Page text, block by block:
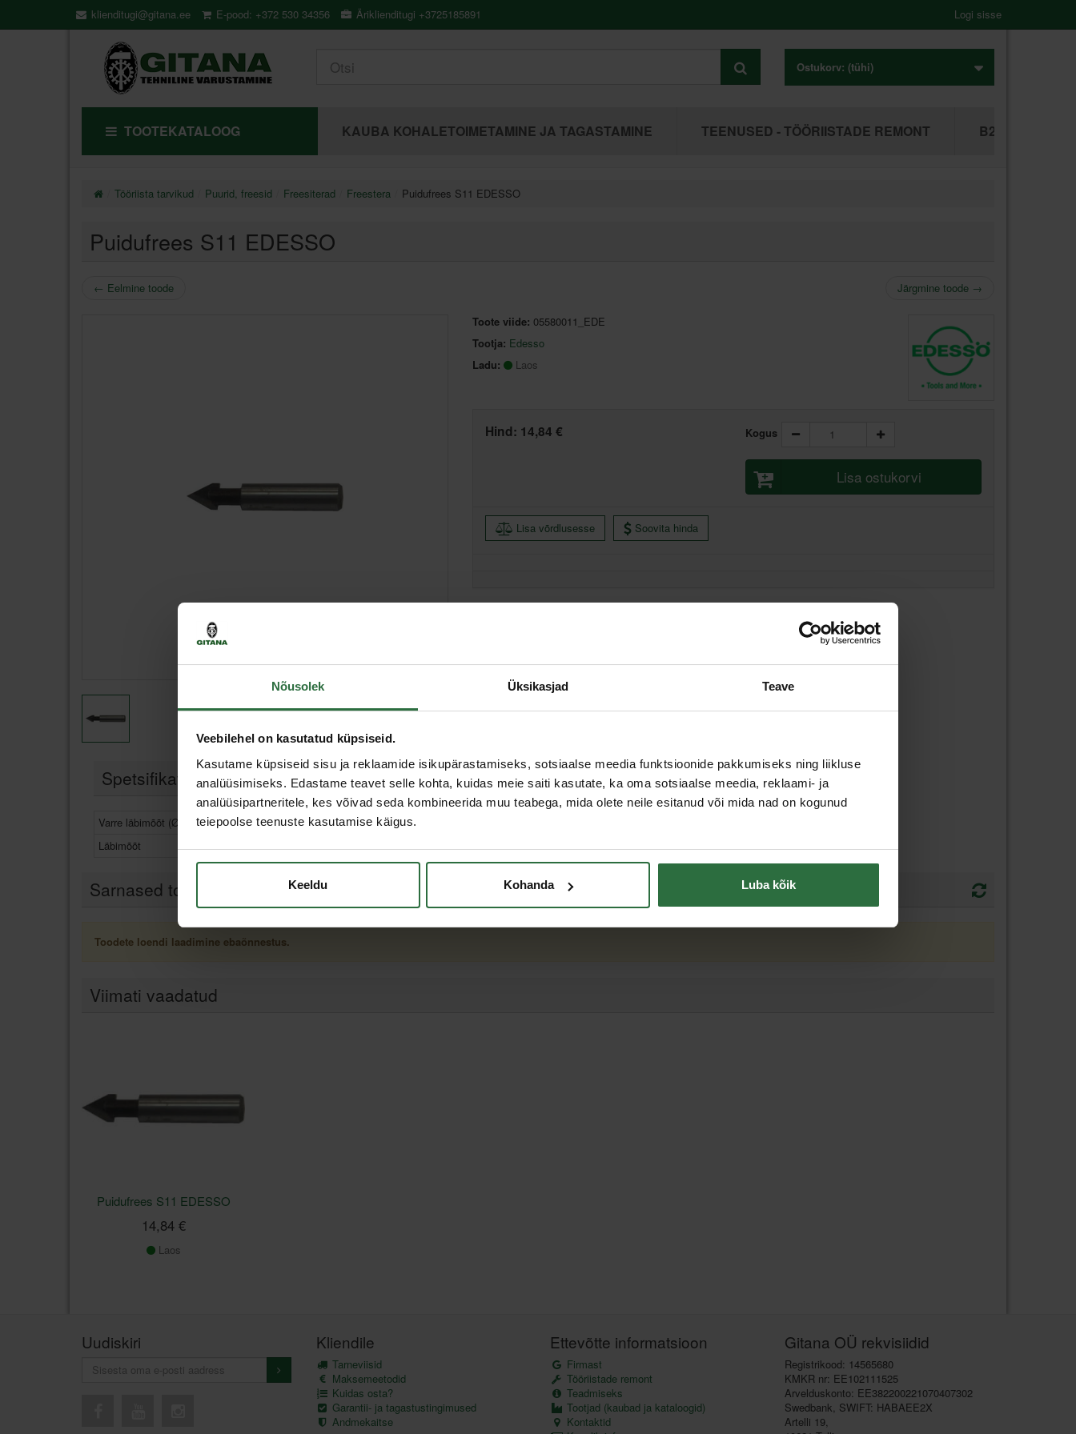
Nõusolek Üksikasjad Teave
Veebilehel on kasutatud küpsiseid.
Kasutame küpsiseid sisu ja reklaamide isikupärastamiseks, sotsiaalse meedia funktsioonide pakkumiseks ning liikluse
analüüsimiseks. Edastame teavet selle kohta, kuidas meie saiti kasutate, ka oma sotsiaalse meedia, reklaami- ja
analüüsipartneritele, kes võivad seda kombineerida muu teabega, mida olete neile esitanud või mida nad on kogunud
teiepoolse teenuste kasutamise käigus.
Keeldu Kohanda Luba kõik
klienditugi@gitana.ee E-pood: +372 530 34356 Äriklienditugi +3725185891 Logi sisse
Ostukorv: (tühi)
TOOTEKATALOOG KAUBA KOHALETOIMETAMINE JA TAGASTAMINE TEENUSED - TÖÖRIISTADE REMONT B2B
Tööriista tarvikud Puurid, freesid Freesiterad Freestera Puidufrees S11 EDESSO
Puidufrees S11 EDESSO
← Eelmine toode Järgmine toode →
Toote viide: 05580011_EDE
Tootja: Edesso
Ladu:
Laos
Hind: 14,84 € Kogus
Lisa ostukorvi
Lisa võrdlusesse Soovita hinda
Põhiladu, (eeldatav tarne, 2-4 tööpäeva)
Spetsifikatsioon
Varre läbimõõt (Ø dm)
8 mm
Läbimõõt
9,5 mm
Sarnased tooted
Toodete loendi laadimine ebaõnnestus.
Viimati vaadatud
Puidufrees S11 EDESSO
14,84 €
Laos
Uudiskiri Kliendile
Tarneviisid
Maksemeetodid
Kuidas osta?
Garantii- ja tagastustingimused
Andmekaitse
Ettevõtte informatsioon
Firmast
Tööriistade remont
Teadmiseks
Tootjad (kaubad ja kataloogid)
Kontaktid
Gitana OÜ rekvisiidid
Registrikood: 14565680
KMKR nr: EE102111525
Arvelduskonto: EE382200221070407302
Swedbank, SWIFT: HABAEE2X
Artelli 19,